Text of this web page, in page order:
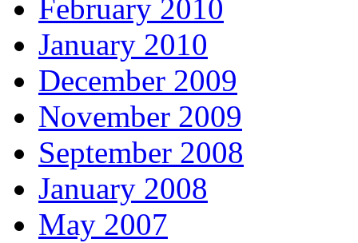
February 2010
January 2010
December 2009
November 2009
September 2008
January 2008
May 2007